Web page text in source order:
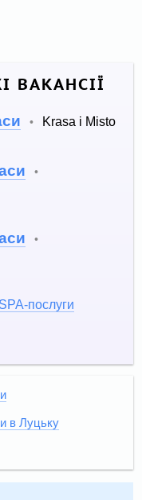
ВАКАНСІЇ
•
Krasa i Misto
•
•
послуги
в Луцьку